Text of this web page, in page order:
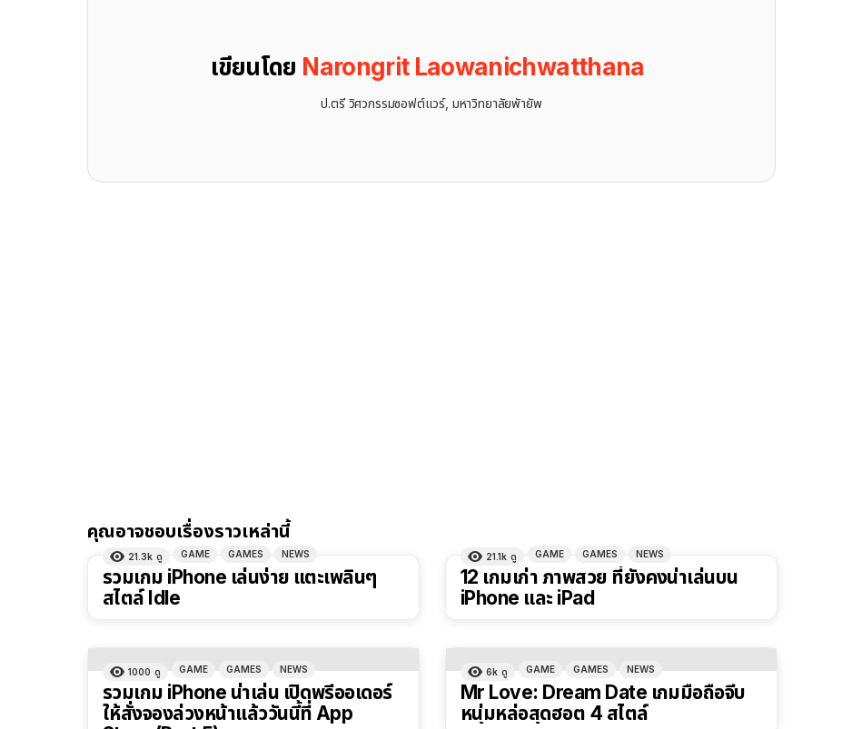
เขียนโดย Narongrit Laowanichwatthana
ป.ตรี วิศวกรรมซอฟต์แวร์, มหาวิทยาลัยพัายัพ
คุณอาจชอบเรื่องราวเหล่านี้
21.3k ดู GAME GAMES NEWS
รวมเกม iPhone เล่นง่าย แตะเพลินๆ
สไตล์ Idle
21.1k ดู GAME GAMES NEWS
12 เกมเก่า ภาพสวย ที่ยังคงน่าเล่นบน
iPhone และ iPad
1000 ดู GAME GAMES NEWS
รวมเกม iPhone น่าเล่น เปิดพรีออเดอร์
ให้สั่งจองล่วงหน้าแล้ววันนี้ที่ App
6k ดู GAME GAMES NEWS
Mr Love: Dream Date เกมมือถือจีบ
หนุ่มหล่อสุดฮอต 4 สไตล์